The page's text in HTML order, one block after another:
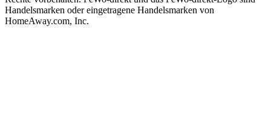
Handelsmarken oder eingetragene Handelsmarken von
HomeAway.com, Inc.